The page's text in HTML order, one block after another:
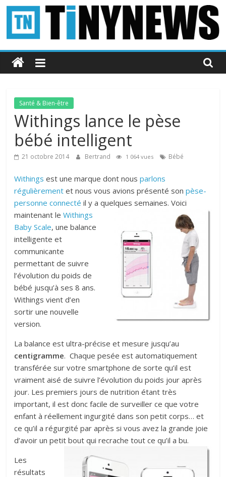
Passer
contenu
Tinynews
Le
belge
connecté
Santé & Bien-être
Withings lance le pèse
bébé intelligent
21 octobre 2014 Bertrand 1 064 vues Bébé
Withings est une marque dont nous parlons
régulièrement et nous vous avions présenté sonpèse-
personne connecté il y a quelques semaines. Voici
maintenant leWithings
Baby Scale, une balance
intelligente et
communicante
permettant de suivre
l’évolution du poids de
bébé jusqu’à ses 8 ans.
Withings vient d’en
sortir une nouvelle
version.
La balance est ultra-précise et mesure jusqu’au
centigramme. Chaque pesée est automatiquement
transférée sur votre smartphone de sorte qu’il est
vraiment aisé de suivre l’évolution du poids jour après
jour. Les premiers jours de nutrition étant très
important, il est donc facile de surveiller ce que votre
enfant à réellement ingurgité dans son petit corps… et
ce qu’il a régurgité par après si vous avez la grande joie
d’avoir un petit bout qui recrache tout ce qu’il a bu.
Les
résultats